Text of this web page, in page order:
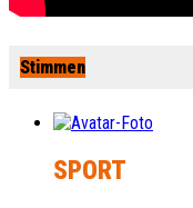
Stimmen
SPORT